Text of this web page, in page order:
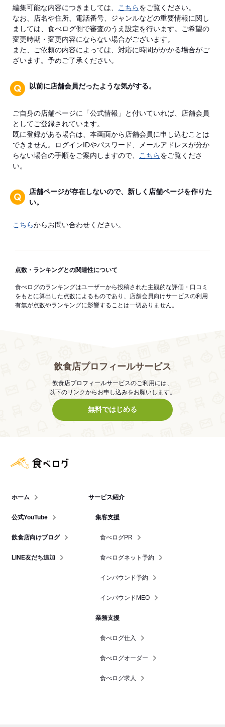
編集可能な内容につきましては、 こちらをご覧ください。
なお、店名や住所、電話番号、ジャンルなどの重要情報に関し
ましては、食べログ側で審査のうえ設定を行います。ご希望の
変更時期・変更内容にならない場合がございます。
また、ご依頼の内容によっては、対応に時間がかかる場合がご
ざいます。予めご了承ください。
以前に店舗会員だったような気がする。
ご自身の店舗ページに「公式情報」と付いていれば、店舗会員
としてご登録されています。
既に登録がある場合は、本画面から店舗会員に申し込むことは
できません。ログインIDやパスワード、メールアドレスが分か
らない場合の手順をご案内しますので、
こちらをご覧くださ
い。
店舗ページが存在しないので、新しく店舗ページを作りた
い。
こちらからお問い合わせください。
点数・ランキングとの関連性について
食べログのランキングはユーザーから投稿された主観的な評価・口コミ
をもとに算出した点数によるものであり、店舗会員向けサービスの利用
有無が点数やランキングに影響することは一切ありません。
飲食店プロフィールサービス
飲食店プロフィールサービスのご利用には、
以下のリンクからお申し込みをお願いします。
無料ではじめる
ホーム
公式YouTube
飲食店向けブログ
LINE友だち追加
サービス紹介
集客支援
食べログPR
食べログネット予約
インバウンド予約
インバウンドMEO
業務支援
食べログ仕入
食べログオーダー
食べログ求人